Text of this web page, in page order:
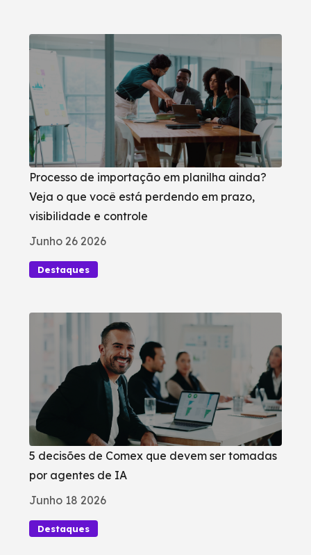
Processo de importação em planilha ainda?
Veja o que você está perdendo em prazo,
visibilidade e controle
Junho 26 2026
Destaques
5 decisões de Comex que devem ser tomadas
por agentes de IA
Junho 18 2026
Destaques